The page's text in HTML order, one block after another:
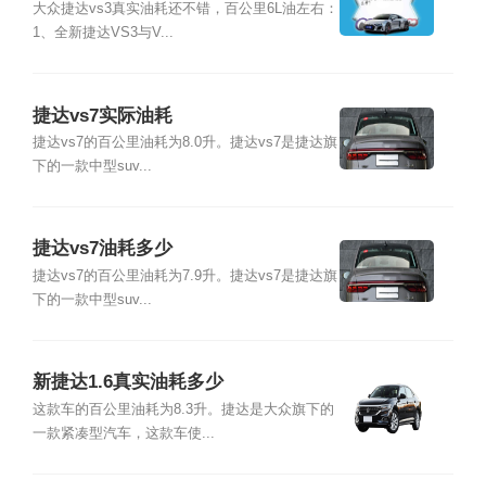
大众捷达vs3真实油耗还不错，百公里6L油左右：
1、全新捷达VS3与V...
捷达vs7实际油耗
捷达vs7的百公里油耗为8.0升。捷达vs7是捷达旗
下的一款中型suv...
捷达vs7油耗多少
捷达vs7的百公里油耗为7.9升。捷达vs7是捷达旗
下的一款中型suv...
新捷达1.6真实油耗多少
这款车的百公里油耗为8.3升。捷达是大众旗下的
一款紧凑型汽车，这款车使...